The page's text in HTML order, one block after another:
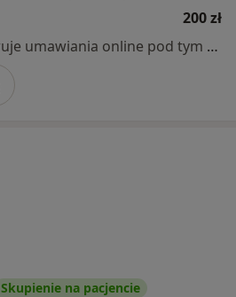
200 zł
Specjalista nie oferuje umawiania online pod tym adresem.
Skupienie na pacjencie